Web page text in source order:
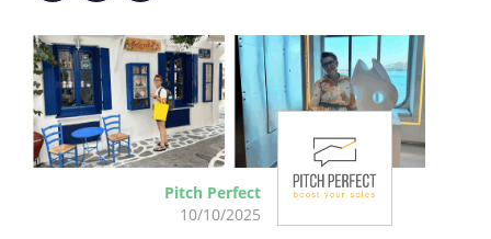
Pitch Perfect
10/10/2025